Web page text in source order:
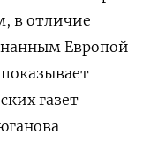
в отличие
Европой
газет